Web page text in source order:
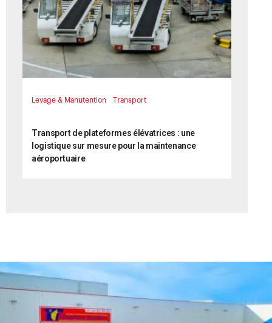
Levage & Manutention Transport
Transport de plateformes élévatrices : une
logistique sur mesure pour la maintenance
aéroportuaire